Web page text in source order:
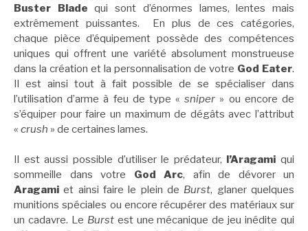
Buster Blade qui sont d’énormes lames, lentes mais
extrêmement puissantes. En plus de ces catégories,
chaque pièce d’équipement possède des compétences
uniques qui offrent une variété absolument monstrueuse
dans la création et la personnalisation de votre God Eater.
Il est ainsi tout à fait possible de se spécialiser dans
l’utilisation d’arme à feu de type «sniper » ou encore de
s’équiper pour faire un maximum de dégâts avec l’attribut
« crush » de certaines lames.
Il est aussi possible d’utiliser le prédateur, l’Aragami qui
sommeille dans votre God Arc, afin de dévorer un
Aragami et ainsi faire le plein de Burst, glaner quelques
munitions spéciales ou encore récupérer des matériaux sur
un cadavre. Le Burstest une mécanique de jeu inédite qui